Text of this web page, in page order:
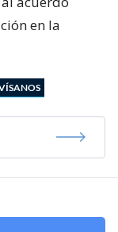
en la